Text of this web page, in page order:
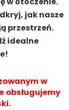
jak nasze
przestrzeń.
idealne
w
obsługujemy